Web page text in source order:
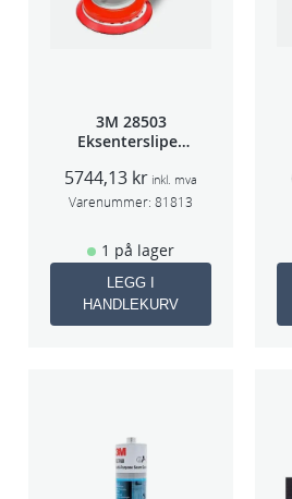
3M 28503
Eksentersliper
5mm slag
75mm
5744,13 kr inkl. mva
Varenummer: 81813
1 på lager
LEGG I
HANDLEKURV